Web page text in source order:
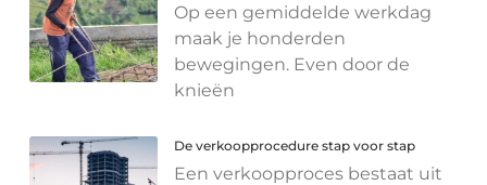
Op een gemiddelde werkdag
maak je honderden
bewegingen. Even door de
knieën
De verkoopprocedure stap voor stap
Een verkoopproces bestaat uit